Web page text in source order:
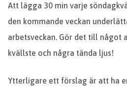
Att lägga 30 min varje
den kommande veckan
arbetsveckan. Gör det till något
kvällste och några tända ljus!
Ytterligare ett förslag är att ha